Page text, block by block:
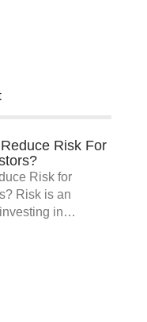
Risk For
Risk for
Risk is an
in…